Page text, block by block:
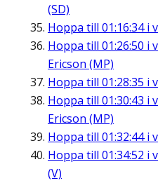
(SD)
Hoppa till 01:16:34i
Hoppa till 01:26:50 i
Ericson (MP)
Hoppa till 01:28:35 i
Hoppa till 01:30:43 i
Ericson (MP)
Hoppa till 01:32:44i
Hoppa till 01:34:52 i
(V)